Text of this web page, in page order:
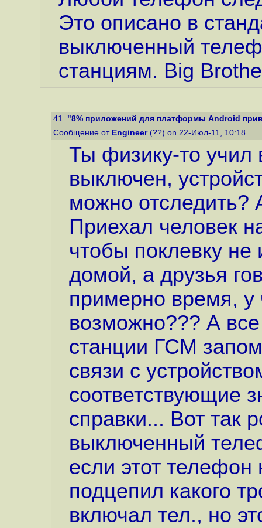
Это описано в
выключенный
станциям. Big
41. "8% приложений для платформы Android
Сообщение от Engineer(??) on 22-Июл-11, 10:18
Ты физику-то
выключен,
можно отследить?
Приехал человек
чтобы поклевку не
домой, а друзья
примерно время, у
возможно??? А
станции ГСМ
связи с
соответствующие
справки... Вот так
выключенный
если этот
подцепил какого
включал тел., но